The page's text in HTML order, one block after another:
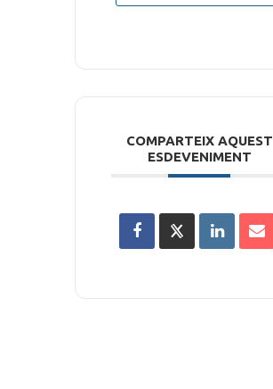
COMPARTEIX AQUEST
ESDEVENIMENT